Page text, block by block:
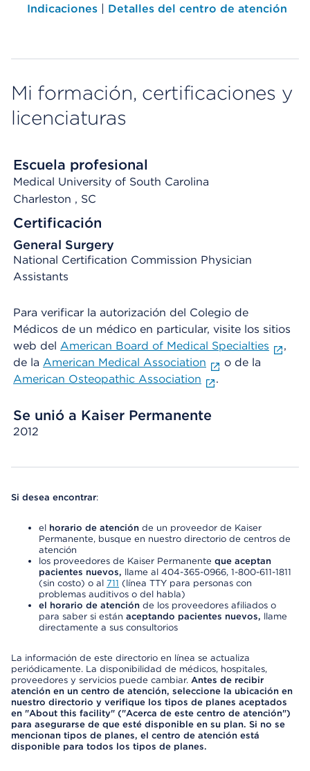
Indicaciones | Detalles del centro de atención
Mi formación, certificaciones y
licenciaturas
Escuela profesional
Medical University of South Carolina
Charleston , SC
Certificación
General Surgery
National Certification Commission Physician
Assistants
Para verificar la autorización del Colegio de
Médicos de un médico en particular, visite los sitios
web del American Board of Medical Specialties
,
de la American Medical Association
o de la
American Osteopathic Association
.
Se unió a Kaiser Permanente
2012
Si desea encontrar:
el horario de atención de un proveedor de Kaiser
Permanente, busque en nuestro directorio de centros de
atención
los proveedores de Kaiser Permanente que aceptan
pacientes nuevos, llame al 404-365-0966, 1-800-611-1811
(sin costo) o al 711 (línea TTY para personas con
problemas auditivos o del habla)
el horario de atención de los proveedores afiliados o
para saber si están aceptando pacientes nuevos, llame
directamente a sus consultorios
La información de este directorio en línea se actualiza
periódicamente. La disponibilidad de médicos, hospitales,
proveedores y servicios puede cambiar. Antes de recibir
atención en un centro de atención, seleccione la ubicación en
nuestro directorio y verifique los tipos de planes aceptados
en "About this facility" ("Acerca de este centro de atención")
para asegurarse de que esté disponible en su plan. Si no se
mencionan tipos de planes, el centro de atención está
disponible para todos los tipos de planes.